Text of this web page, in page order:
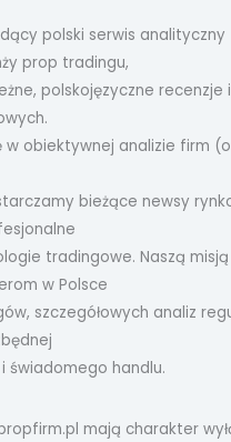
polski serwis analityczny
prop tradingu,
polskojęzyczne recenzje
w obiektywnej analizie firm
bieżące newsy
tradingowe. Naszą
w Polsce
szczegółowych analiz
świadomego handlu.
mają charakter